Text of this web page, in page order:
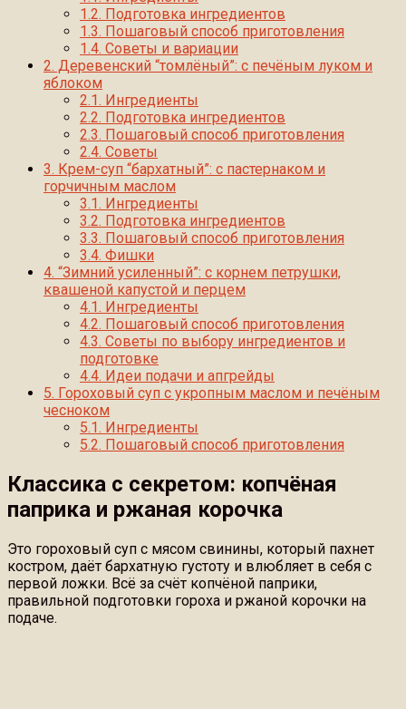
1.2. Подготовка ингредиентов
1.3. Пошаговый способ приготовления
1.4. Советы и вариации
2. Деревенский “томлёный”: с печёным луком и
яблоком
2.1. Ингредиенты
2.2. Подготовка ингредиентов
2.3. Пошаговый способ приготовления
2.4. Советы
3. Крем-суп “бархатный”: с пастернаком и
горчичным маслом
3.1. Ингредиенты
3.2. Подготовка ингредиентов
3.3. Пошаговый способ приготовления
3.4. Фишки
4. “Зимний усиленный”: с корнем петрушки,
квашеной капустой и перцем
4.1. Ингредиенты
4.2. Пошаговый способ приготовления
4.3. Советы по выбору ингредиентов и
подготовке
4.4. Идеи подачи и апгрейды
5. Гороховый суп с укропным маслом и печёным
чесноком
5.1. Ингредиенты
5.2. Пошаговый способ приготовления
Классика с секретом: копчёная
паприка и ржаная корочка
Это гороховый суп с мясом свинины, который пахнет
костром, даёт бархатную густоту и влюбляет в себя с
первой ложки. Всё за счёт копчёной паприки,
правильной подготовки гороха и ржаной корочки на
подаче.